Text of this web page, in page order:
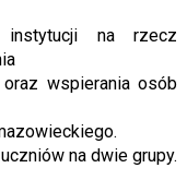
instytucji na rzecz
oraz wspierania osób
na dwie grupy.